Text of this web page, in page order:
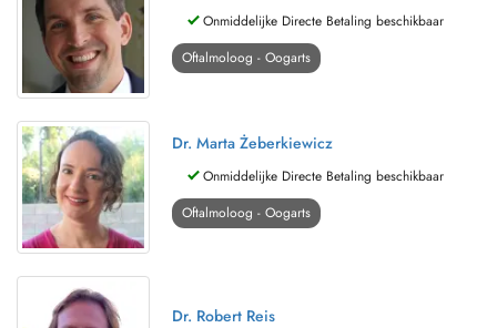
Onmiddelijke Directe Betaling beschikbaar
Oftalmoloog - Oogarts
Dr. Marta Żeberkiewicz
Onmiddelijke Directe Betaling beschikbaar
Oftalmoloog - Oogarts
Dr. Robert Reis